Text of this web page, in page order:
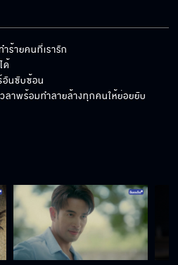
ร้ายคนที่เรารัก
ด้
นซับซ้อน
ลาพร้อมทำลายล้างทุกคนให้ย่อยยับ